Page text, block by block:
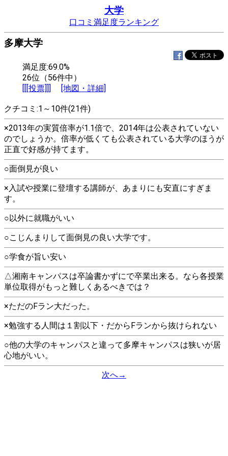
大学
口コミ満足度ランキング
多摩大学
満足度:69.0%
26位（56件中）
[[[投票]]]
[地図・詳細]
クチコミ:1～10件(21件)
×2013年の実質倍率が1.1倍で、2014年は公表されていない
のでしょうか。倍率が低くても公表されている大学のほうが
正直で好感が持てます。
○面倒見が良い
×入試や授業に登壇する講師が、あまりにも安直にすぎま
す。
○以外に就職がいい
○こじんまりして面倒見の良い大学です。
○学食が旨い安い
△湘南キャンパスは卒論書かずにで卒業出来る。なら各授業
単位取得がもっと難しくあるべきでは？
×ただのFラン大だった。
×勉強する人間は１割以下・だからFランから抜けられない
○他の大学のキャンパスと違って多摩キャンパスは狭いが居
心地がいい。
次へ→